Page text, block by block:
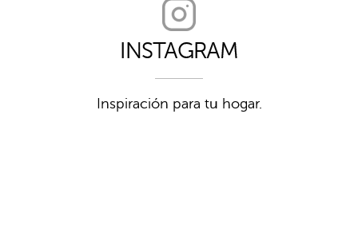
INSTAGRAM
Inspiración para tu hogar.